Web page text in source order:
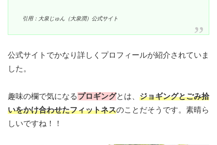
引用：大泉じゅん（大泉潤）公式サイト
公式サイトでかなり詳しくプロフィールが紹介されていま
した。
趣味の欄で気になるプロギングとは、 ジョギングとごみ拾
いをかけ合わせたフィットネスのことだそうです。素晴ら
しいですね！！